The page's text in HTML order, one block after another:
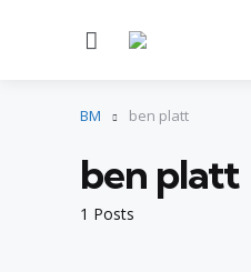
Menu
BM ben platt
1 Posts
ben platt